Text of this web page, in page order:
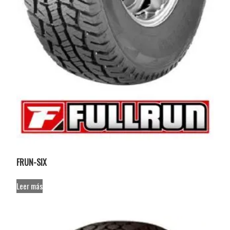
FRUN-SIX
Leer más